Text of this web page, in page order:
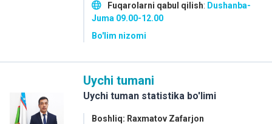
Fuqarolarni qabul qilish: Dushanba-
Juma 09.00-12.00
Bo'lim nizomi
Uychi tumani
Uychi tuman statistika bo'limi
Boshliq: Raxmatov Zafarjon